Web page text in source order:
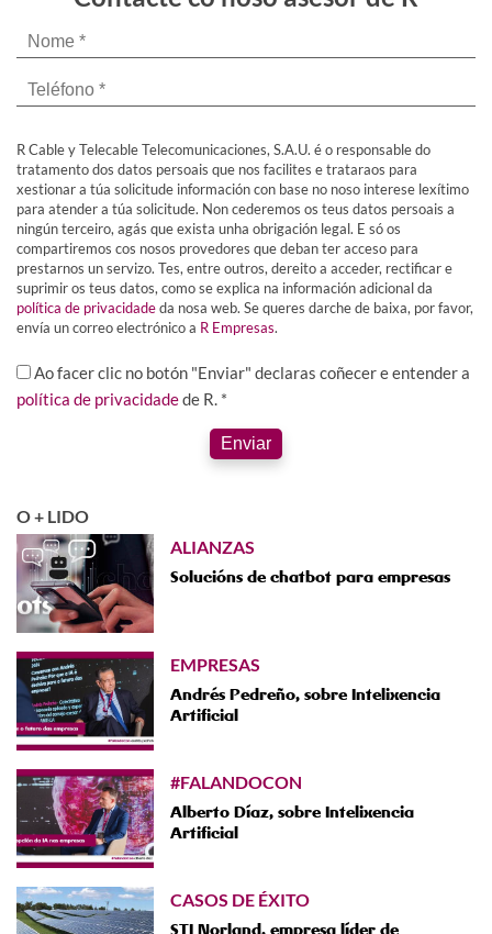
R Cable y Telecable Telecomunicaciones, S.A.U. é o responsable do
tratamento dos datos persoais que nos facilites e trataraos para
xestionar a túa solicitude información con base no noso interese lexítimo
para atender a túa solicitude. Non cederemos os teus datos persoais a
ningún terceiro, agás que exista unha obrigación legal. E só os
compartiremos cos nosos provedores que deban ter acceso para
prestarnos un servizo. Tes, entre outros, dereito a acceder, rectificar e
suprimir os teus datos, como se explica na información adicional da
política de privacidadeda nosa web. Se queres darche de baixa, por favor,
envía un correo electrónico a R Empresas.
Ao facer clic no botón "Enviar" declaras coñecer e entender a
política de privacidadede R. *
Enviar
O + LIDO
ALIANZAS
Solucións de chatbot para empresas
EMPRESAS
Andrés Pedreño, sobre Intelixencia
Artificial
#FALANDOCON
Alberto Díaz, sobre Intelixencia
Artificial
CASOS DE ÉXITO
STI Norland, empresa líder de